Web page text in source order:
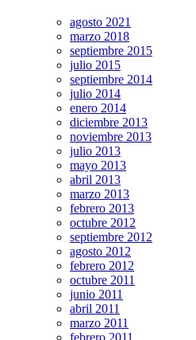
agosto 2021
marzo 2018
septiembre 2015
julio 2015
septiembre 2014
julio 2014
enero 2014
diciembre 2013
noviembre 2013
julio 2013
mayo 2013
abril 2013
marzo 2013
febrero 2013
octubre 2012
septiembre 2012
agosto 2012
febrero 2012
octubre 2011
junio 2011
abril 2011
marzo 2011